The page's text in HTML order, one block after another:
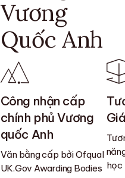
Vương
Quốc Anh
Công nhận cấp
chính phủ Vương
quốc Anh
Văn bằng cấp bởi Ofqual
UK.Gov Awarding Bodies học